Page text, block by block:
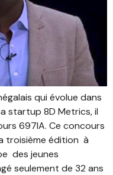
qui évolue dans
startup 8D Metrics, il
697IA. Ce concours
troisième édition à
des jeunes
seulement de 32 ans